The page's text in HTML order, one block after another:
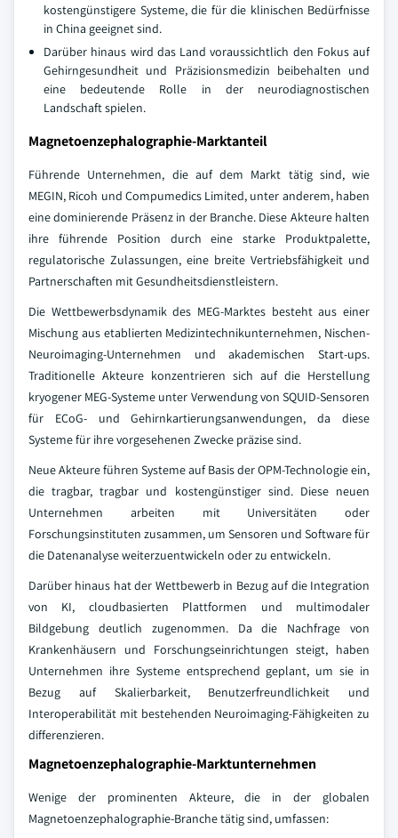
kostengünstigere Systeme, die für die klinischen Bedürfnisse
in China geeignet sind.
Darüber hinaus wird das Land voraussichtlich den Fokus auf
Gehirngesundheit und Präzisionsmedizin beibehalten und
eine bedeutende Rolle in der neurodiagnostischen
Landschaft spielen.
Magnetoenzephalographie-Marktanteil
Führende Unternehmen, die auf dem Markt tätig sind, wie
MEGIN, Ricoh und Compumedics Limited, unter anderem, haben
eine dominierende Präsenz in der Branche. Diese Akteure halten
ihre führende Position durch eine starke Produktpalette,
regulatorische Zulassungen, eine breite Vertriebsfähigkeit und
Partnerschaften mit Gesundheitsdienstleistern.
Die Wettbewerbsdynamik des MEG-Marktes besteht aus einer
Mischung aus etablierten Medizintechnikunternehmen, Nischen-
Neuroimaging-Unternehmen und akademischen Start-ups.
Traditionelle Akteure konzentrieren sich auf die Herstellung
kryogener MEG-Systeme unter Verwendung von SQUID-Sensoren
für ECoG- und Gehirnkartierungsanwendungen, da diese
Systeme für ihre vorgesehenen Zwecke präzise sind.
Neue Akteure führen Systeme auf Basis der OPM-Technologie ein,
die tragbar, tragbar und kostengünstiger sind. Diese neuen
Unternehmen arbeiten mit Universitäten oder
Forschungsinstituten zusammen, um Sensoren und Software für
die Datenanalyse weiterzuentwickeln oder zu entwickeln.
Darüber hinaus hat der Wettbewerb in Bezug auf die Integration
von KI, cloudbasierten Plattformen und multimodaler
Bildgebung deutlich zugenommen. Da die Nachfrage von
Krankenhäusern und Forschungseinrichtungen steigt, haben
Unternehmen ihre Systeme entsprechend geplant, um sie in
Bezug auf Skalierbarkeit, Benutzerfreundlichkeit und
Interoperabilität mit bestehenden Neuroimaging-Fähigkeiten zu
differenzieren.
Magnetoenzephalographie-Marktunternehmen
Wenige der prominenten Akteure, die in der globalen
Magnetoenzephalographie-Branche tätig sind, umfassen: